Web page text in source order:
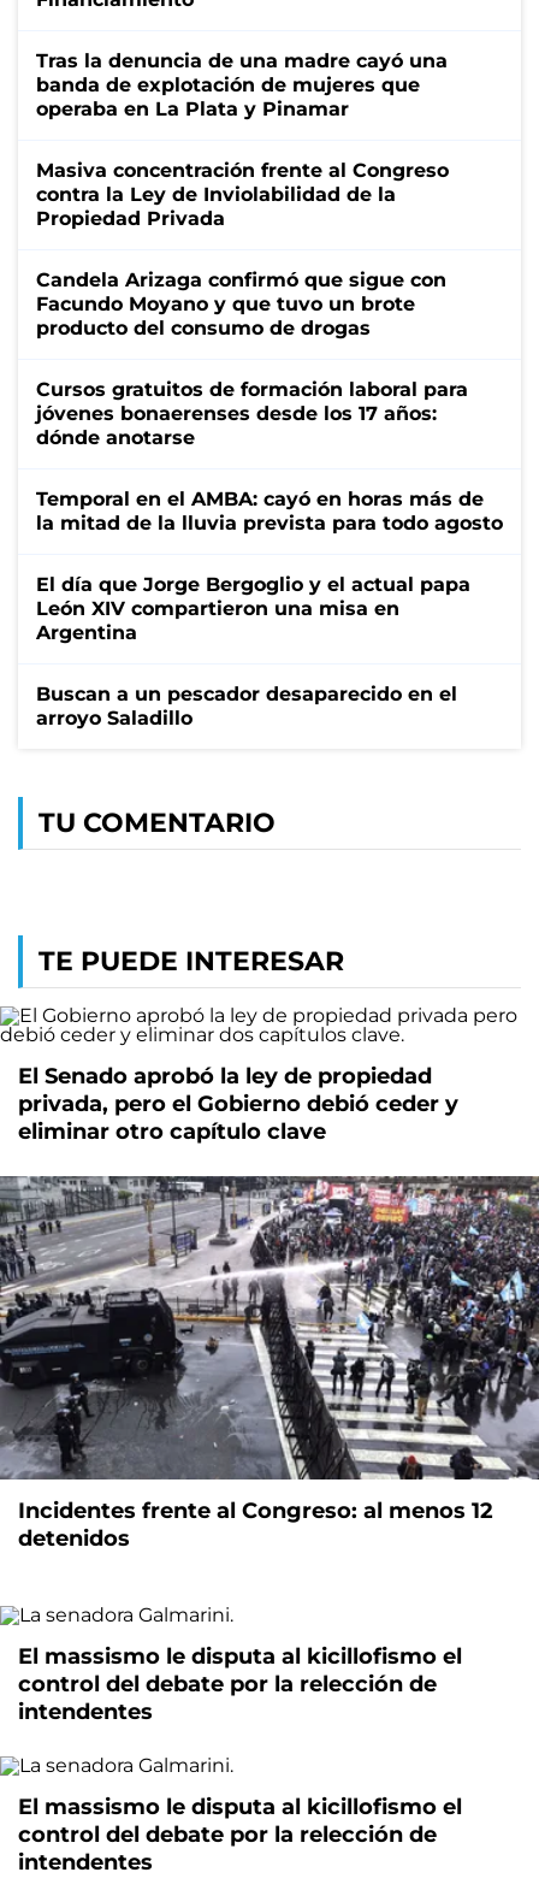
Tras la denuncia de una madre cayó una
banda de explotación de mujeres que
operaba en La Plata y Pinamar
Masiva concentración frente al Congreso
contra la Ley de Inviolabilidad de la
Propiedad Privada
Candela Arizaga confirmó que sigue con
Facundo Moyano y que tuvo un brote
producto del consumo de drogas
Cursos gratuitos de formación laboral para
jóvenes bonaerenses desde los 17 años:
dónde anotarse
Temporal en el AMBA: cayó en horas más de
la mitad de la lluvia prevista para todo agosto
El día que Jorge Bergoglio y el actual papa
León XIV compartieron una misa en
Argentina
Buscan a un pescador desaparecido en el
arroyo Saladillo
TU COMENTARIO
TE PUEDE INTERESAR
El Senado aprobó la ley de propiedad
privada, pero el Gobierno debió ceder y
eliminar otro capítulo clave
Incidentes frente al Congreso: al menos 12
detenidos
El massismo le disputa al kicillofismo el
control del debate por la relección de
intendentes
El massismo le disputa al kicillofismo el
control del debate por la relección de
intendentes